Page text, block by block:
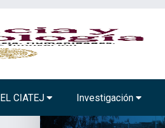
EL CIATEJ Investigación